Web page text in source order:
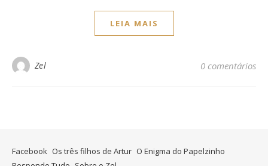
LEIA MAIS
Zel 0 comentários
Facebook Os três filhos de Artur O Enigma do Papelzinho